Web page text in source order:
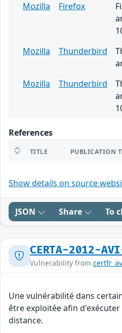
Mozilla
Firefox
Mozilla
Thunderbird
Mozilla
Thunderbird
References
TITLE PUBLICATION
Show details on source
JSON Share To
CERTA-2012-
Vulnerability from
Une vulnérabilité dans
être exploitée afin
distance.